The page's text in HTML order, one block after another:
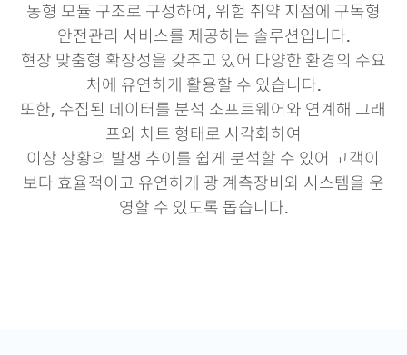
동형 모듈 구조로 구성하여, 위험 취약 지점에 구독형
안전관리 서비스를 제공하는 솔루션입니다.
현장 맞춤형 확장성을 갖추고 있어 다양한 환경의 수요
처에 유연하게 활용할 수 있습니다.
또한, 수집된 데이터를 분석 소프트웨어와 연계해 그래
프와 차트 형태로 시각화하여
이상 상황의 발생 추이를 쉽게 분석할 수 있어 고객이
보다 효율적이고 유연하게 광 계측장비와 시스템을 운
영할 수 있도록 돕습니다.